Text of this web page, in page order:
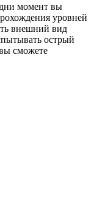
момент вы
уровней
внешний вид
острый
сможете